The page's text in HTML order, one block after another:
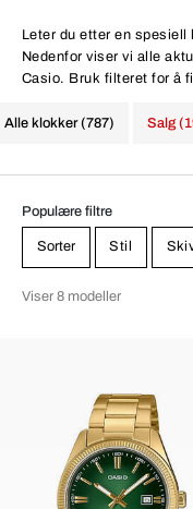
Leter du etter en
Nedenfor viser vi alle
Casio. Bruk filteret for å
Alle klokker (787) Salg
Populære filtre
Sorter Stil
Viser 8 modeller